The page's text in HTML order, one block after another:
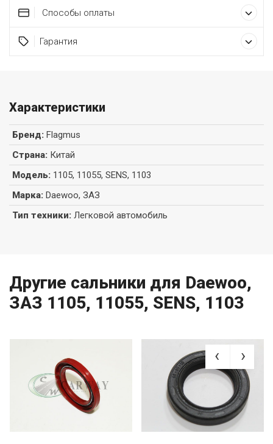
Способы оплаты
Гарантия
Характеристики
Бренд: Flagmus
Страна: Китай
Модель: 1105, 11055, SENS, 1103
Марка: Daewoo, ЗАЗ
Тип техники: Легковой автомобиль
Другие сальники для Daewoo,
ЗАЗ 1105, 11055, SENS, 1103